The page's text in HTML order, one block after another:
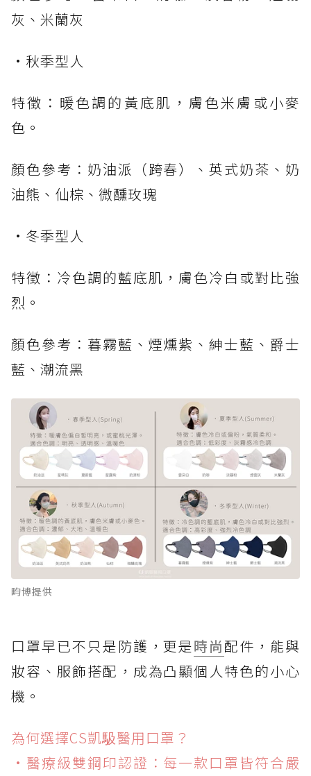
灰、米蘭灰
•秋季型人
特徵：暖色調的黃底肌，膚色米膚或小麥
色。
顏色參考：奶油派（跨春）、英式奶茶、奶
油熊、仙棕、微醺玫瑰
•冬季型人
特徵：冷色調的藍底肌，膚色冷白或對比強
烈。
顏色參考：暮霧藍、煙燻紫、紳士藍、爵士
藍、潮流黑
畇博提供
口罩早已不只是防護，更是時尚配件，能與
妝容、服飾搭配，成為凸顯個人特色的小心
機。
為何選擇CS凱馺醫用口罩？
•醫療級雙鋼印認證：每一款口罩皆符合嚴